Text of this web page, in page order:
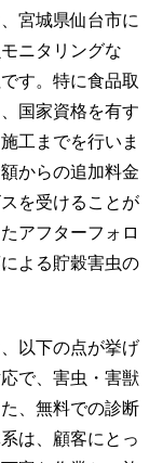
宮城県仙台市に
ニタリングな
す。特に食品取
国家資格を有す
工までを行いま
からの追加料金
を受けることが
アフターフォロ
よる貯穀害虫の
以下の点が挙げ
で、害虫・害獣
、無料での診断
は、顧客にとっ